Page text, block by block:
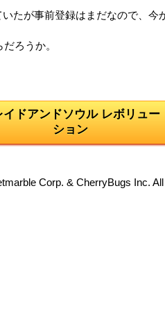
たが事前登録はまだなので、今
ろうか。
イドアンドソウル レボリュー
ション
Corp. & CherryBugs Inc.